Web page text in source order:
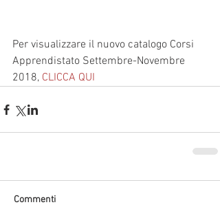
Per visualizzare il nuovo catalogo Corsi
Apprendistato Settembre-Novembre
2018, CLICCA QUI
Commenti